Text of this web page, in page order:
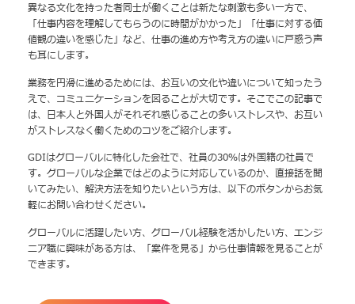
異なる文化を持った者同士が働くことは新たな刺激も多い一方で、
「仕事内容を理解してもらうのに時間がかかった」「仕事に対する価
値観の違いを感じた」など、仕事の進め方や考え方の違いに戸惑う声
も耳にします。
業務を円滑に進めるためには、お互いの文化や違いについて知ったう
えで、コミュニケーションを図ることが大切です。そこでこの記事で
は、日本人と外国人がそれぞれ感じることの多いストレスや、お互い
がストレスなく働くためのコツをご紹介します。
GDIはグローバルに特化した会社で、社員の30％は外国籍の社員で
す。グローバルな企業ではどのように対応しているのか、直接話を聞
いてみたい、解決方法を知りたいという方は、以下のボタンからお気
軽にお問い合わせください。
グローバルに活躍したい方、グローバル経験を活かしたい方、エンジ
ニア職に興味がある方は、「案件を見る」から仕事情報を見ることが
できます。